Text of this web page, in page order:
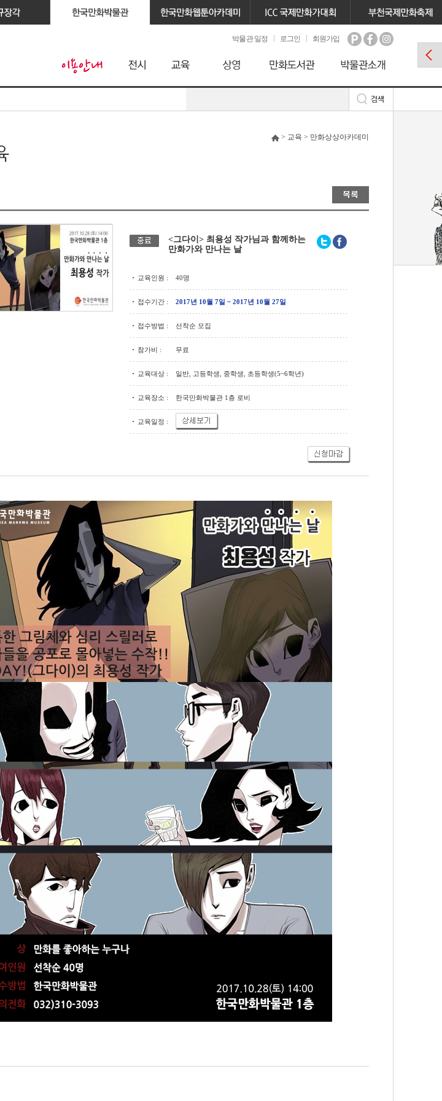
박물관 일정 로그인 회원가입
> 교육 > 만화상상아카데미
<그다이> 최용성 작가님과 함께하는
만화가와 만나는 날
교육인원 : 40명
접수기간 : 2017년 10월 7일 ~ 2017년 10월 27일
접수방법 : 선착순 모집
참가비 : 무료
교육대상 : 일반, 고등학생, 중학생, 초등학생(5~6학년)
교육장소 : 한국만화박물관 1층 로비
교육일정 :